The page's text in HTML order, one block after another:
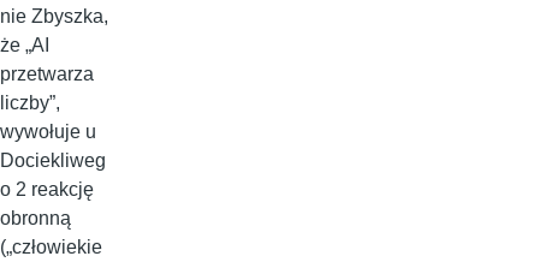
nie Zbyszka,
że „AI
przetwarza
liczby”,
wywołuje u
Dociekliweg
o 2 reakcję
obronną
(„człowiekie